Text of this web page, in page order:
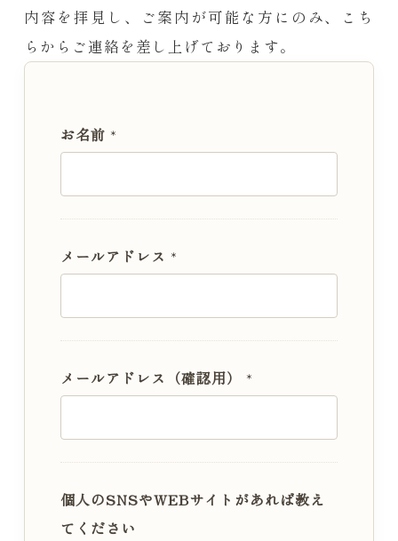
内容を拝見し、ご案内が可能な方にのみ、こち
らからご連絡を差し上げております。
お名前 *
メールアドレス *
メールアドレス（確認用） *
個人のSNSやWEBサイトがあれば教え
てください